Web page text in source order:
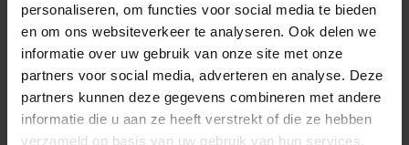
personaliseren, om functies voor social media te bieden
en om ons websiteverkeer te analyseren. Ook delen we
informatie over uw gebruik van onze site met onze
partners voor social media, adverteren en analyse. Deze
partners kunnen deze gegevens combineren met andere
informatie die u aan ze heeft verstrekt of die ze hebben
verzameld op basis van uw gebruik van hun services.
Product specificaties
SKU 202541